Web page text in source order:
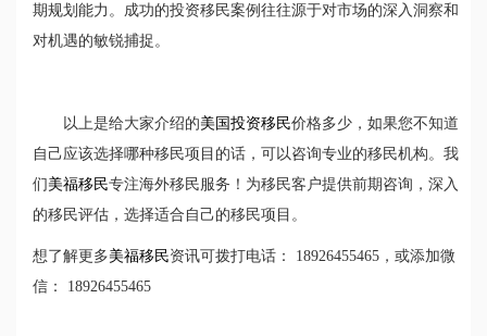
期规划能力。成功的投资移民案例往往源于对市场的深入洞察和
对机遇的敏锐捕捉。
以上是给大家介绍的美国投资移民价格多少，如果您不知道
自己应该选择哪种移民项目的话，可以咨询专业的移民机构。我
们美福移民专注海外移民服务！为移民客户提供前期咨询，深入
的移民评估，选择适合自己的移民项目。
想了解更多美福移民资讯可拨打电话： 18926455465，或添加微
信： 18926455465